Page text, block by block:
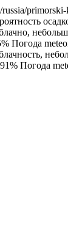
Погода
Погода